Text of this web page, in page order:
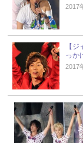
2017
【
っか
2017